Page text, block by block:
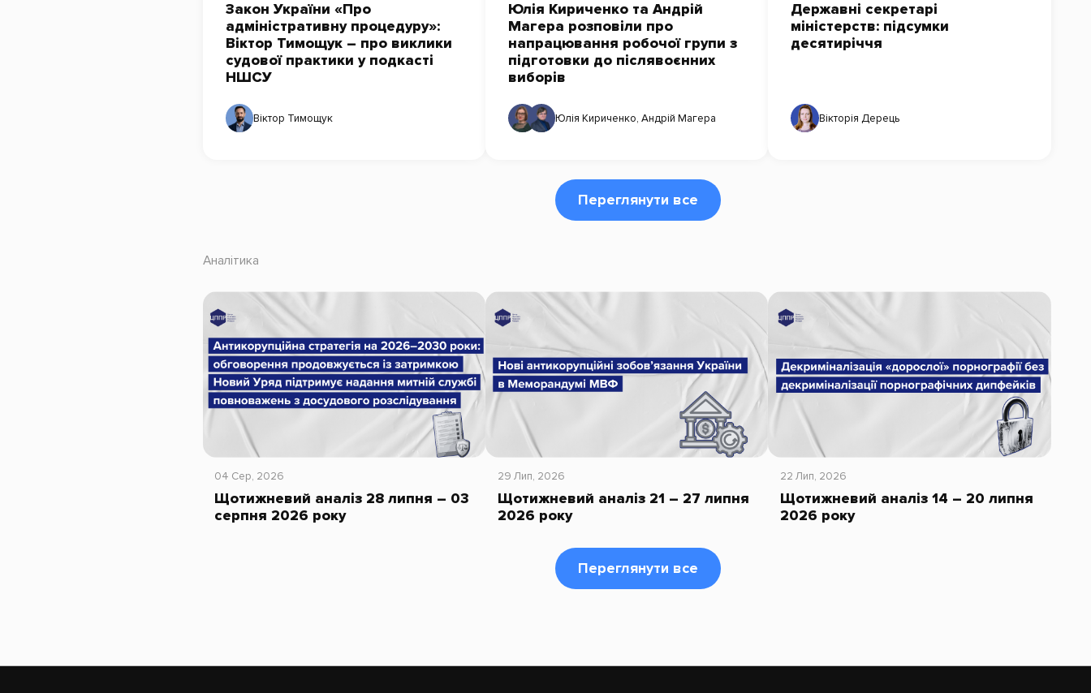
Закон України «Про
адміністративну процедуру»:
Віктор Тимощук – про виклики
судової практики у подкасті
НШСУ
Віктор Тимощук
Юлія Кириченко та Андрій
Магера розповіли про
напрацювання робочої групи з
підготовки до післявоєнних
виборів
Юлія Кириченко,Андрій Магера
Державні секретарі
міністерств: підсумки
десятиріччя
Вікторія Дерець
Переглянути все
Аналітика
04 Сер, 2026
Щотижневий аналіз 28 липня – 03
серпня 2026 року
29 Лип, 2026
Щотижневий аналіз 21 – 27 липня
2026 року
22 Лип, 2026
Щотижневий аналіз 14 – 20 липня
2026 року
Переглянути все